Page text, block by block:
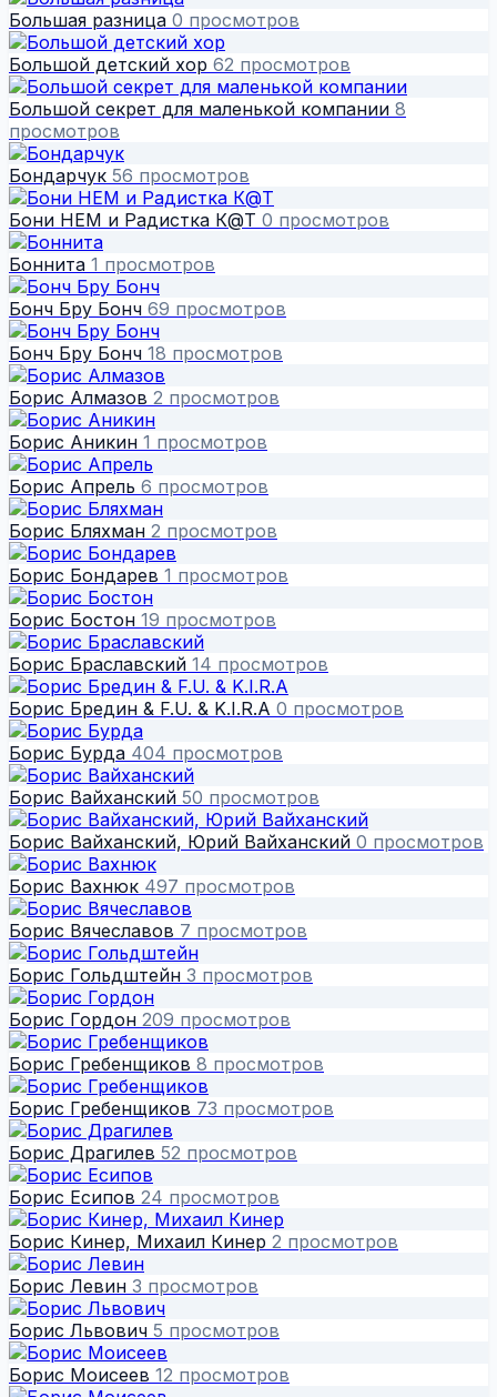
Большая разница 0 просмотров
Большой детский хор 62 просмотров
Большой секрет для маленькой компании 8
просмотров
Бондарчук 56 просмотров
Бони НЕМ и Радистка К@Т 0 просмотров
Боннита 1 просмотров
Бонч Бру Бонч 69 просмотров
Бонч Бру Бонч 18 просмотров
Борис Алмазов 2 просмотров
Борис Аникин 1 просмотров
Борис Апрель 6 просмотров
Борис Бляхман 2 просмотров
Борис Бондарев 1 просмотров
Борис Бостон 19 просмотров
Борис Браславский 14 просмотров
Борис Бредин & F.U. & K.I.R.A 0 просмотров
Борис Бурда 404 просмотров
Борис Вайханский 50 просмотров
Борис Вайханский, Юрий Вайханский 0 просмотров
Борис Вахнюк 497 просмотров
Борис Вячеславов 7 просмотров
Борис Гольдштейн 3 просмотров
Борис Гордон 209 просмотров
Борис Гребенщиков 8 просмотров
Борис Гребенщиков 73 просмотров
Борис Драгилев 52 просмотров
Борис Есипов 24 просмотров
Борис Кинер, Михаил Кинер 2 просмотров
Борис Левин 3 просмотров
Борис Львович 5 просмотров
Борис Моисеев 12 просмотров